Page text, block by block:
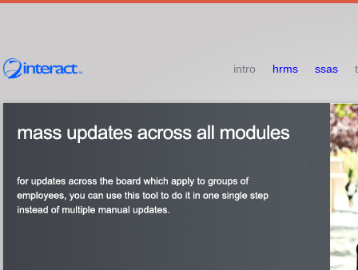
intro hrms ssas